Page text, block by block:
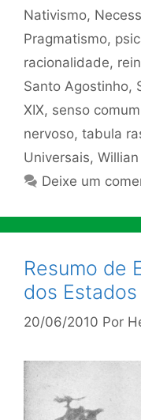
Nativismo,
Pragmatismo,
racionalidade,
Santo Agostinho,
XIX, senso comum
nervoso, tabula
Universais,
Deixe um
Resumo de
dos
20/06/2010 Por